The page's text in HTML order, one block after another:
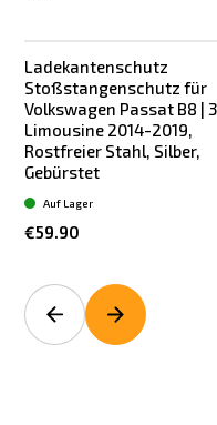
Ladekantenschutz
Stoßstangenschutz für
Volkswagen Passat B8 |
Limousine 2014-2019,
Rostfreier Stahl, Silber,
Gebürstet
€59.90
Auf Lager